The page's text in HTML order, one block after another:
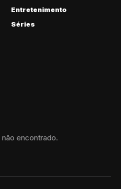
Entretenimento
Séries
encontrado.